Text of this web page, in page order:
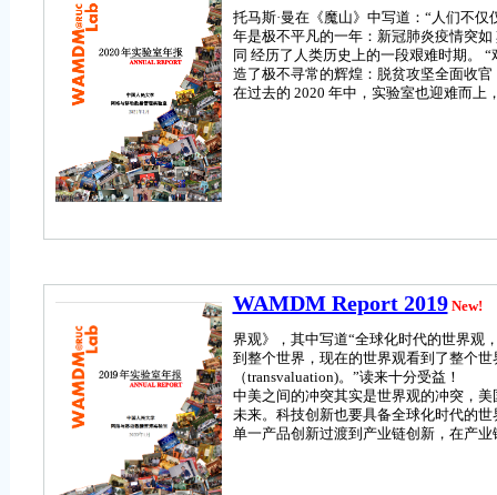
托马斯·曼在《魔山》中写道：“人们不
年是极不平凡的一年：新冠肺炎疫情突
同 经历了人类历史上的一段艰难时期。
造了极不寻常的辉煌：脱贫攻坚全面收
在过去的 2020 年中，实验室也迎难而上
WAMDM Report 2019 New!
界观》，其中写道“全球化时代的世界观
到整个世界，现在的世界观看到了整个
（transvaluation)。”读来十分受益！
中美之间的冲突其实是世界观的冲突，
未来。科技创新也要具备全球化时代的
单一产品创新过渡到产业链创新，在产